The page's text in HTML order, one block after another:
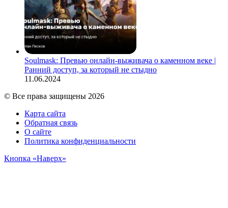
Soulmask: Превью онлайн-выживача о каменном веке |
Ранний доступ, за который не стыдно
11.06.2024
© Все права защищены 2026
Карта сайта
Обратная связь
О сайте
Политика конфиденциальности
Кнопка «Наверх»